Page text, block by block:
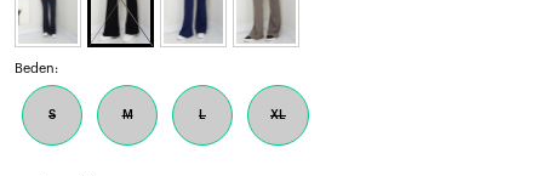
Beden:
S M L XL